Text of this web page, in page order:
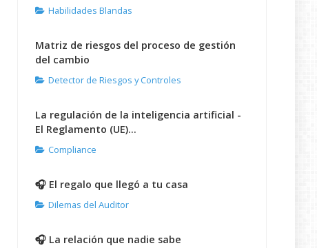
Habilidades Blandas
Matriz de riesgos del proceso de gestión
del cambio
Detector de Riesgos y Controles
La regulación de la inteligencia artificial -
El Reglamento (UE)...
Compliance
🎧 El regalo que llegó a tu casa
Dilemas del Auditor
🎧 La relación que nadie sabe